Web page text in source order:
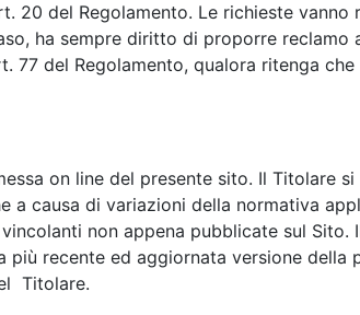
20 del Regolamento. Le richieste
ha sempre diritto di proporre reclamo
77 del Regolamento, qualora ritenga
on line del presente sito. Il Titolare
a causa di variazioni della normativa
non appena pubblicate sul
più recente ed aggiornata versione
Titolare.